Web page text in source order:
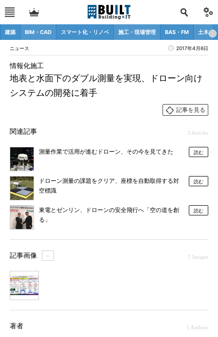
建築 BIM・CAD スマート化・リノベ 施工・現場管理 BAS・FM 土木
ニュース 2017年4月6日
地表と水面下のダブル測量を実現、ドローン向け
システムの開発に着手
情報化施工
記事を見る
関連記事 3 Articles
測量作業で活用が進むドローン、その今を見てきた 読む
ドローン測量の課題をクリア、座標を自動取得する対
空標識
読む
東電とゼンリン、ドローンの安全飛行へ「空の道を創
る」
読む
記事画像 ＋ 1 Images
著者 1 Authors